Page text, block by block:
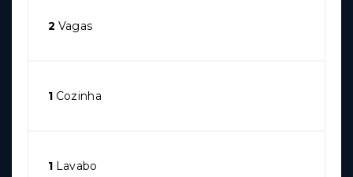
2 Vagas
1 Cozinha
1 Lavabo